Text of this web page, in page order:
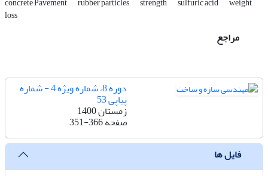
loss
مراجع
دوره 8، شماره ویژه 4 - شماره
پیاپی 53
زمستان 1400
صفحه351-366
فایل ها